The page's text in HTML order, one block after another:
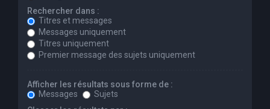
Rechercher dans :
Titres et messages
Messages uniquement
Titres uniquement
Premier message des sujets uniquement
Afficher les résultats sous forme de :
Messages
Sujets